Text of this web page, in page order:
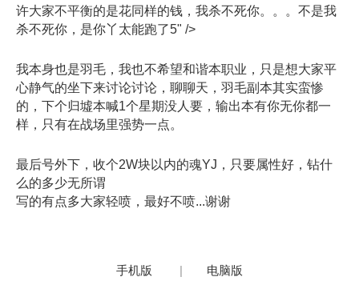
许大家不平衡的是花同样的钱，我杀不死你。。。不是我
杀不死你，是你丫太能跑了5" />
我本身也是羽毛，我也不希望和谐本职业，只是想大家平
心静气的坐下来讨论讨论，聊聊天，羽毛副本其实蛮惨
的，下个归墟本喊1个星期没人要，输出本有你无你都一
样，只有在战场里强势一点。
最后号外下，收个2W块以内的魂YJ，只要属性好，钻什
么的多少无所谓
写的有点多大家轻喷，最好不喷...谢谢
手机版 | 电脑版